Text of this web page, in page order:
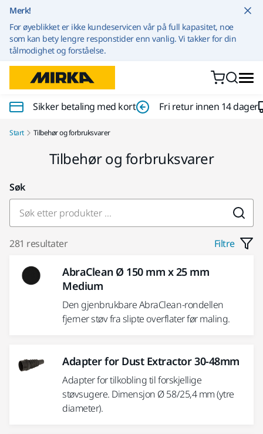
Merk!
For øyeblikket er ikke kundeservicen vår på full kapasitet, noe
som kan bety lengre responstider enn vanlig. Vi takker for din
tålmodighet og forståelse.
Sikker betaling med kort Fri retur innen 14 dager
Start Tilbehør og forbruksvarer
Tilbehør og forbruksvarer
Søk
281 resultater Filtre
AbraClean Ø 150 mm x 25 mm
Medium
Den gjenbrukbare AbraClean-rondellen
fjerner støv fra slipte overflater før maling.
Adapter for Dust Extractor 30-48mm
Adapter for tilkobling til forskjellige
støvsugere. Dimensjon Ø 58/25,4 mm (ytre
diameter).